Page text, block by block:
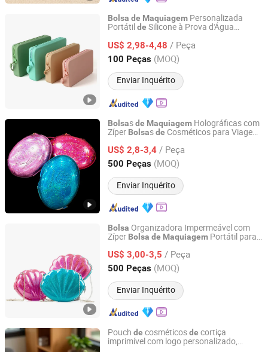
Bolsa de Maquiagem Personalizada
Portátil de Silicone à Prova d'Água
MaquiagemMultifuncional para Pincéis
BolsaCosmética para Mulheres
US$ 2,98-4,48 / Peça
100 Peças (MOQ)
Enviar Inquérito
Dongguan Changrong Handbag Co., Ltd.
Guangdong, China Desde 2023
Bolsasde Maquiagem Holográficas com
Zíper Bolsasde Cosméticos para Viagem
US$ 2,8-3,4 / Peça
500 Peças (MOQ)
Enviar Inquérito
Chung Lam Blister Company Limited
Guangdong, China Desde 2017
Bolsa Organizadora Impermeável com
Zíper Bolsa de Maquiagem Portátil para
Higiene para Banheiro
US$ 3,00-3,5 / Peça
500 Peças (MOQ)
Enviar Inquérito
Chung Lam Blister Company Limited
Guangdong, China Desde 2017
Pouch de cosméticosde cortiça
imprimível com logo personalizado,
Fuzhou Haomin Imp. & Exp. Co., Ltd.